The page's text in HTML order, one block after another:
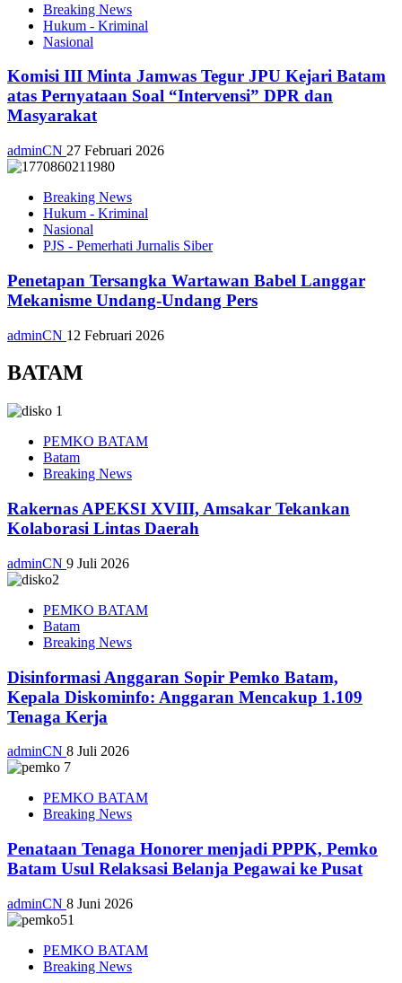
Breaking News
Hukum - Kriminal
Nasional
Komisi III Minta Jamwas Tegur JPU Kejari Batam
atas Pernyataan Soal “Intervensi” DPR dan
Masyarakat
adminCN 27 Februari 2026
Breaking News
Hukum - Kriminal
Nasional
PJS - Pemerhati Jurnalis Siber
Penetapan Tersangka Wartawan Babel Langgar
Mekanisme Undang-Undang Pers
adminCN 12 Februari 2026
BATAM
PEMKO BATAM
Batam
Breaking News
Rakernas APEKSI XVIII, Amsakar Tekankan
Kolaborasi Lintas Daerah
adminCN 9 Juli 2026
PEMKO BATAM
Batam
Breaking News
Disinformasi Anggaran Sopir Pemko Batam,
Kepala Diskominfo: Anggaran Mencakup 1.109
Tenaga Kerja
adminCN 8 Juli 2026
PEMKO BATAM
Breaking News
Penataan Tenaga Honorer menjadi PPPK, Pemko
Batam Usul Relaksasi Belanja Pegawai ke Pusat
adminCN 8 Juni 2026
PEMKO BATAM
Breaking News